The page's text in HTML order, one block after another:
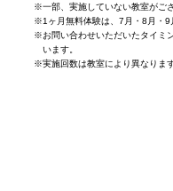
※一部、実施していない教室がご
※1ヶ月無料体験は、7月・8月・9
※お問い合わせいただいたタイミ
います。
※実施回数は教室により異なりま